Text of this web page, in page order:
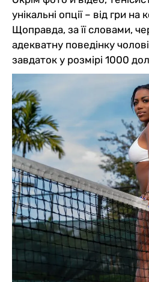
унікальні опції – від гри
Щоправда, за її словами,
адекватну поведінку
завдаток у розмірі 1000